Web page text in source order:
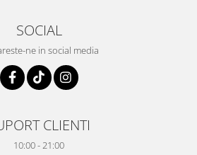
SOCIAL
ne in social media
CLIENTI
10:00 - 21:00